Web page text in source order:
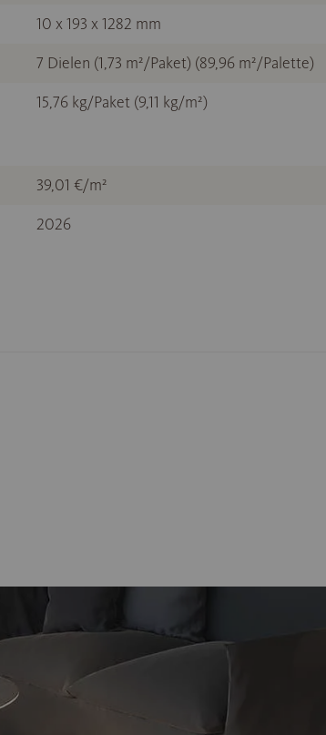
10 x 193 x 1282 mm
7 Dielen (1,73 m²/Paket) (89,96 m²/Palette)
15,76 kg/Paket (9,11 kg/m²)
39,01 €/m²
2026